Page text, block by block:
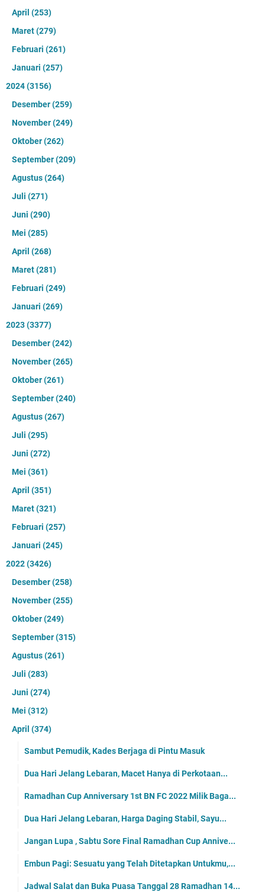
April (253)
Maret(279)
Februari (261)
Januari (257)
2024(3156)
Desember(259)
November(249)
Oktober(262)
September(209)
Agustus(264)
Juli (271)
Juni (290)
Mei (285)
April (268)
Maret(281)
Februari (249)
Januari (269)
2023(3377)
Desember(242)
November(265)
Oktober(261)
September(240)
Agustus(267)
Juli (295)
Juni (272)
Mei (361)
April (351)
Maret(321)
Februari (257)
Januari (245)
2022(3426)
Desember(258)
November(255)
Oktober(249)
September(315)
Agustus(261)
Juli (283)
Juni (274)
Mei (312)
April (374)
Sambut Pemudik, Kades Berjaga di Pintu Masuk
Dua Hari Jelang Lebaran, Macet Hanya di Perkotaan...
Ramadhan Cup Anniversary 1st BN FC 2022 Milik Baga...
Dua Hari Jelang Lebaran, Harga Daging Stabil, Sayu...
Jangan Lupa , Sabtu Sore Final Ramadhan Cup Annive...
Embun Pagi: Sesuatu yang Telah Ditetapkan Untukmu,...
Jadwal Salat dan Buka Puasa Tanggal 28 Ramadhan 14...